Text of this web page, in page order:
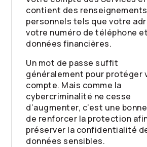
contient des renseignements
personnels tels que votre
votre numéro de téléphone
données financières.
Un mot de passe suffit
généralement pour protéger
compte. Mais comme la
cybercriminalité ne cesse
d’augmenter, c’est une
de renforcer la protection
préserver la confidentialité
données sensibles.